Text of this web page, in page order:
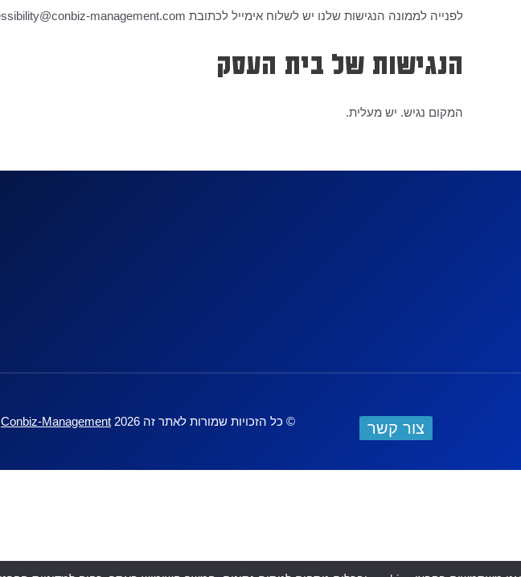
לפנייה לממונה הנגישות שלנו יש לשלוח אימייל לכתובת accessibility@conbiz-management.com. או דרך עמוד
הנגישות של בית העסק
המקום נגיש. יש מעלית.
צור קשר © כל הזכויות שמורות לאתר זה Conbiz-Management 2026